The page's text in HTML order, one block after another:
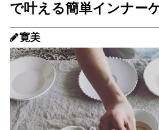
で叶える簡単インナー
寛美